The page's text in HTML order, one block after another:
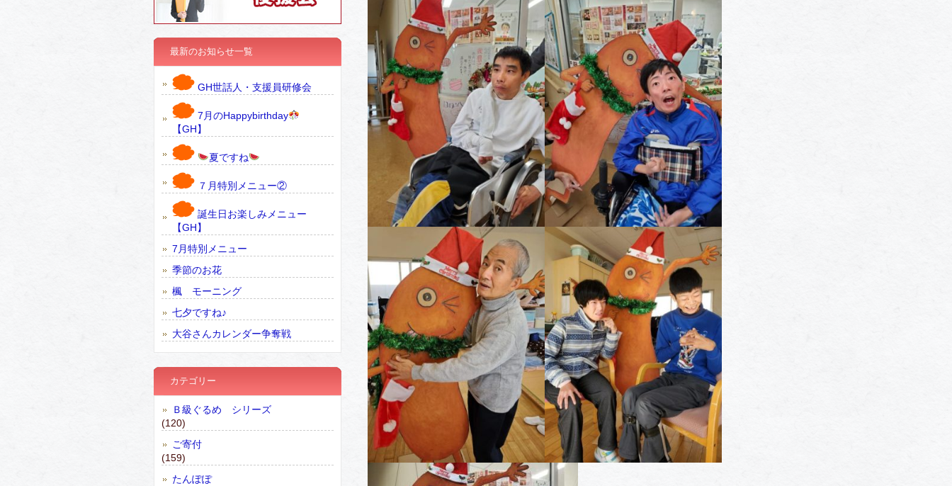
最新のお知らせ一覧
GH世話人・支援員研修会
7月のHappybirthday
【GH】
夏ですね
７月特別メニュー②
誕生日お楽しみメニュー
【GH】
7月特別メニュー
季節のお花
楓 モーニング
七夕ですね♪
大谷さんカレンダー争奪戦
カテゴリー
Ｂ級ぐるめ シリーズ
(120)
ご寄付
(159)
たんぽぽ